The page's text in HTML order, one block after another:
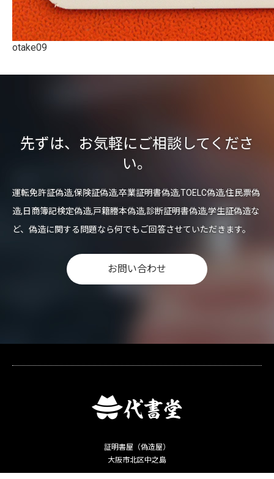
otake09
先ずは、お気軽にご相談してくださ
い。
運転免許証偽造,保険証偽造,卒業証明書偽造,TOELC偽造,住民票偽
造,日商簿記検定偽造,戸籍謄本偽造,診断証明書偽造,学生証偽造な
ど、偽造に関する問題なら何でもご回答させていただきます。
お問い合わせ
証明書屋（偽造屋）
大阪市北区中之島